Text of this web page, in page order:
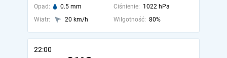
Opad: 0.5 mm Ciśnienie: 1022 hPa
Wiatr:
20 km/h Wilgotność: 80%
22:00